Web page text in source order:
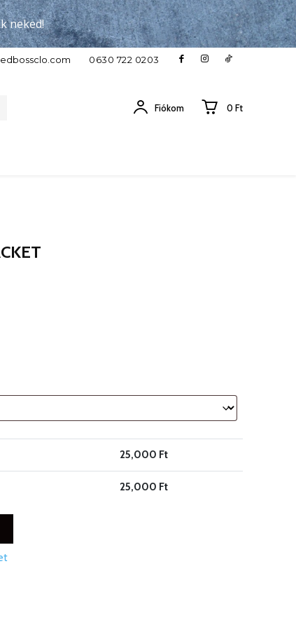
neked!
0630 722 0203
Fiókom 0 Ft
25,000 Ft
25,000 Ft